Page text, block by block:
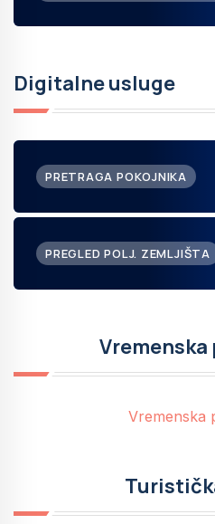
Digitalne usluge
PRETRAGA POKOJNIKA
PREGLED POLJ. ZEMLJIŠTA
Vremenska